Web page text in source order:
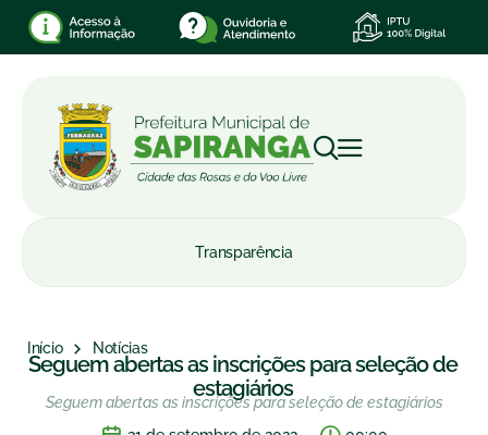
Transparência
Início Notícias
Seguem abertas as inscrições para seleção de
estagiários
Seguem abertas as inscrições para seleção de estagiários